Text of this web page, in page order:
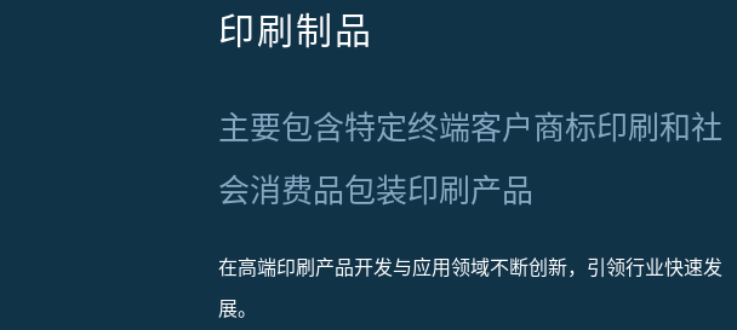
印刷制品
主要包含特定终端客户商标印刷和社
会消费品包装印刷产品
在高端印刷产品开发与应用领域不断创新，引领行业快速发
展。